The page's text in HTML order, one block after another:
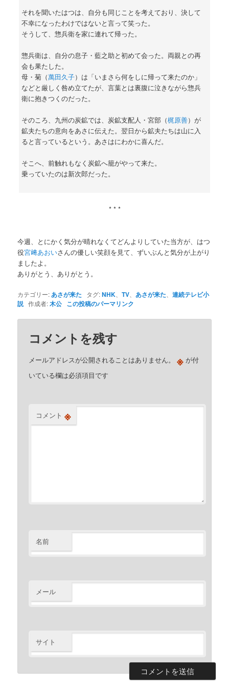
それを聞いたはつは、自分も同じことを考えており、決して
不幸になったわけではないと言って笑った。
そうして、惣兵衛を家に連れて帰った。
惣兵衛は、自分の息子・藍之助と初めて会った。両親との再
会も果たした。
母・菊（萬田久子）は「いまさら何をしに帰って来たのか」
などと厳しく咎め立てたが、言葉とは裏腹に泣きながら惣兵
衛に抱きつくのだった。
そのころ、九州の炭鉱では、炭鉱支配人・宮部（梶原善）が
鉱夫たちの意向をあさに伝えた。翌日から鉱夫たちは山に入
ると言っているという。あさはにわかに喜んだ。
そこへ、前触れもなく炭鉱へ籠がやって来た。
乗っていたのは新次郎だった。
* * *
今週、とにかく気分が晴れなくてどんよりしていた当方が、はつ
役宮﨑あおいさんの優しい笑顔を見て、ずいぶんと気分が上がり
ましたよ。
ありがとう、ありがとう。
カテゴリー:あさが来た タグ:NHK 、TV あさが来た 、連続テレビ小
説 作成者:木公 この投稿のパーマリンク
コメントを残す
メールアドレスが公開されることはありません。 ※ が付
いている欄は必須項目です
コメント ※
名前
メール
サイト